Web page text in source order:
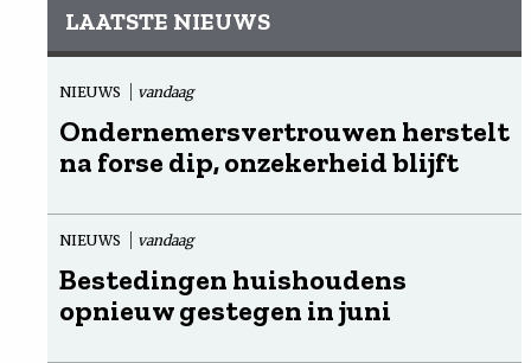
LAATSTE NIEUWS
NIEUWS vandaag
Ondernemersvertrouwen herstelt
na forse dip, onzekerheid blijft
NIEUWS vandaag
Bestedingen huishoudens
opnieuw gestegen in juni